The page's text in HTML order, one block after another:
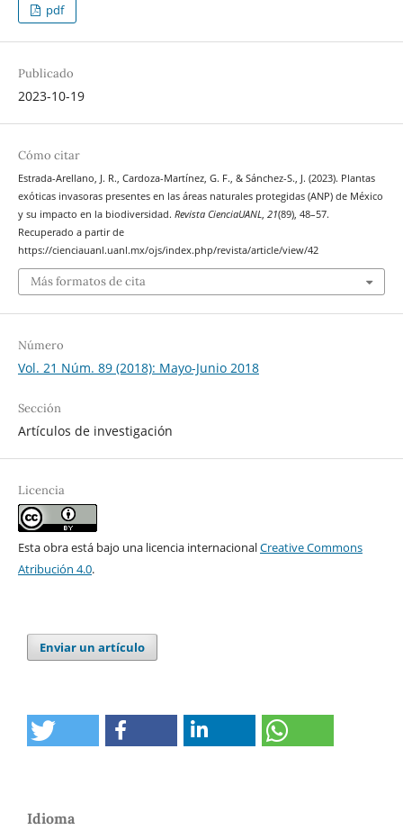
pdf
Publicado
2023-10-19
Cómo citar
Estrada-Arellano, J. R., Cardoza-Martínez, G. F., & Sánchez-S., J. (2023). Plantas
exóticas invasoras presentes en las áreas naturales protegidas (ANP) de México
y su impacto en la biodiversidad. Revista CienciaUANL 21(89), 48–57.
Recuperado a partir de
https://cienciauanl.uanl.mx/ojs/index.php/revista/article/view/42
Más formatos de cita
Número
Vol. 21 Núm. 89 (2018): Mayo-Junio 2018
Sección
Artículos de investigación
Licencia
Esta obra está bajo una licencia internacionalCreative Commons
Atribución 4.0.
Enviar un artículo
Idioma